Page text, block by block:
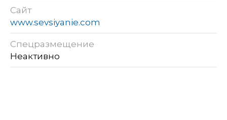
Сайт
www.sevsiyanie.com
Спецразмещение
Неактивно